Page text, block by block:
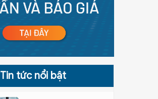
Tin tức nổi bật